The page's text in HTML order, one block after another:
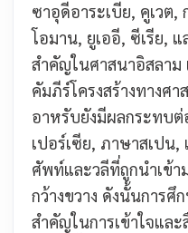
ซาอุดีอาระเบีย, คูเวต,
โอมาน, ยูเออี, ซีเรีย,
สำคัญในศาสนาอิสลาม
คัมภีร์โครงสร้างทางศ
อาหรับยังมีผลกระทบ
เปอร์เซีย, ภาษาสเปน
ศัพท์และวลีที่ถูกนำเข้า
กว้างขวาง ดังนั้นการ
สำคัญในการเข้าใจแล